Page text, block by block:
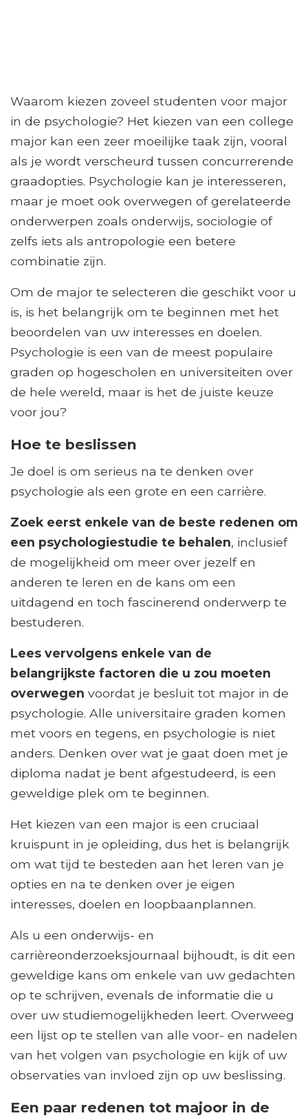
Waarom kiezen zoveel studenten voor major
in de psychologie? Het kiezen van een college
major kan een zeer moeilijke taak zijn, vooral
als je wordt verscheurd tussen concurrerende
graadopties. Psychologie kan je interesseren,
maar je moet ook overwegen of gerelateerde
onderwerpen zoals onderwijs, sociologie of
zelfs iets als antropologie een betere
combinatie zijn.
Om de major te selecteren die geschikt voor u
is, is het belangrijk om te beginnen met het
beoordelen van uw interesses en doelen.
Psychologie is een van de meest populaire
graden op hogescholen en universiteiten over
de hele wereld, maar is het de juiste keuze
voor jou?
Hoe te beslissen
Je doel is om serieus na te denken over
psychologie als een grote en een carrière.
Zoek eerst enkele van de beste redenen om
een ​​psychologiestudie te behalen, inclusief
de mogelijkheid om meer over jezelf en
anderen te leren en de kans om een ​​
uitdagend en toch fascinerend onderwerp te
bestuderen.
Lees vervolgens enkele van de
belangrijkste factoren die u zou moeten
overwegen voordat je besluit tot major in de
psychologie. Alle universitaire graden komen
met voors en tegens, en psychologie is niet
anders. Denken over wat je gaat doen met je
diploma nadat je bent afgestudeerd, is een
geweldige plek om te beginnen.
Het kiezen van een major is een cruciaal
kruispunt in je opleiding, dus het is belangrijk
om wat tijd te besteden aan het leren van je
opties en na te denken over je eigen
interesses, doelen en loopbaanplannen.
Als u een onderwijs- en
carrièreonderzoeksjournaal bijhoudt, is dit een
geweldige kans om enkele van uw gedachten
op te schrijven, evenals de informatie die u
over uw studiemogelijkheden leert. Overweeg
een lijst op te stellen van alle voor- en nadelen
van het volgen van psychologie en kijk of uw
observaties van invloed zijn op uw beslissing.
Een paar redenen tot majoor in de